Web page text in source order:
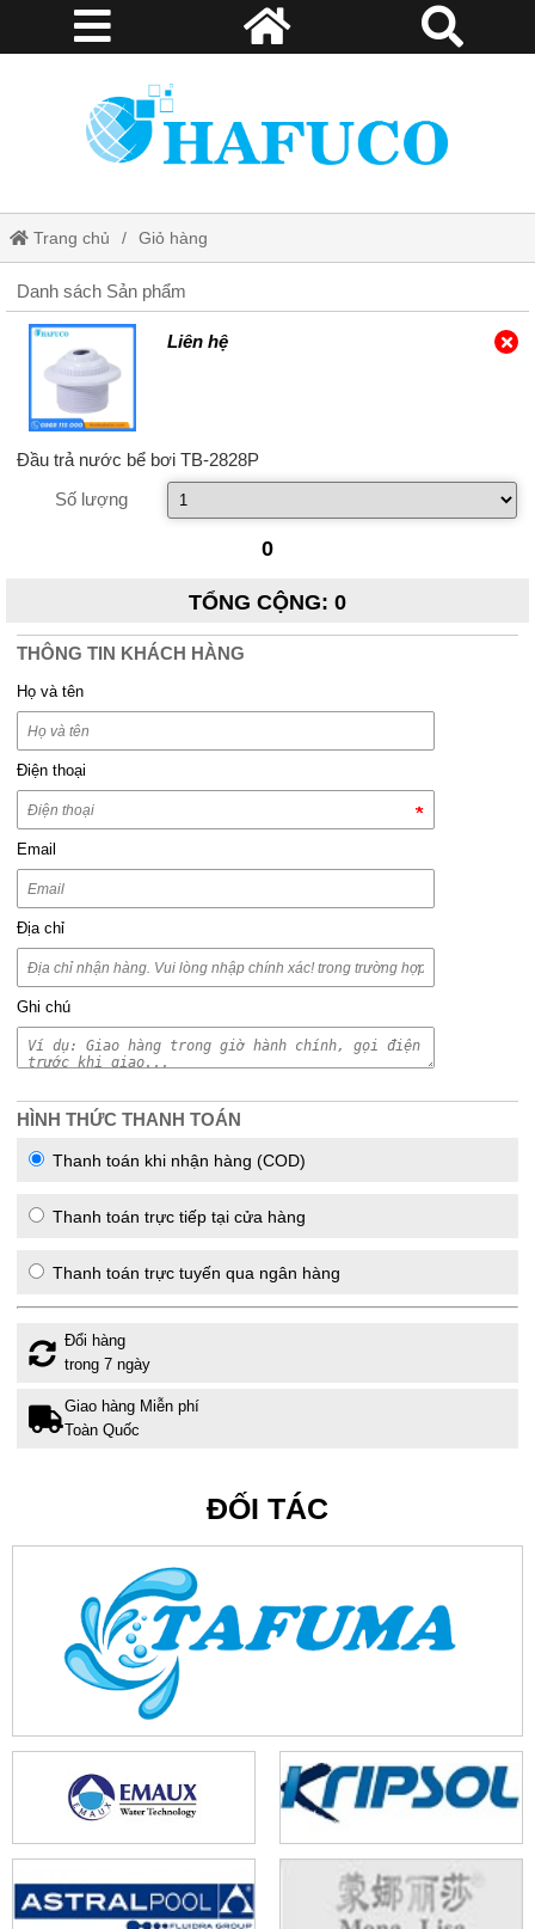
Trang chủ Giỏ hàng
Danh sách Sản phẩm
Liên hệ
Đầu trả nước bể bơi TB-2828P
Số lượng
0
TỔNG CỘNG: 0
THÔNG TIN KHÁCH HÀNG
Họ và tên
Điện thoại
Email
Địa chỉ
Ghi chú
HÌNH THỨC THANH TOÁN
Thanh toán khi nhận hàng (COD)
Thanh toán trực tiếp tại cửa hàng
Thanh toán trực tuyến qua ngân hàng
Đổi hàng
trong 7 ngày
Giao hàng Miễn phí
Toàn Quốc
ĐỐI TÁC